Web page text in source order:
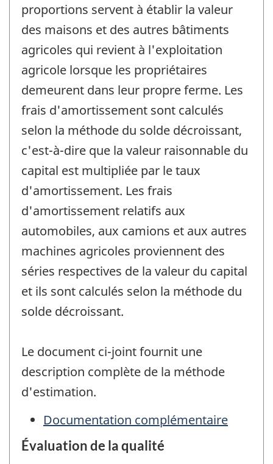
proportions servent à établir la valeur
des maisons et des autres bâtiments
agricoles qui revient à l'exploitation
agricole lorsque les propriétaires
demeurent dans leur propre ferme. Les
frais d'amortissement sont calculés
selon la méthode du solde décroissant,
c'est-à-dire que la valeur raisonnable du
capital est multipliée par le taux
d'amortissement. Les frais
d'amortissement relatifs aux
automobiles, aux camions et aux autres
machines agricoles proviennent des
séries respectives de la valeur du capital
et ils sont calculés selon la méthode du
solde décroissant.
Le document ci-joint fournit une
description complète de la méthode
d'estimation.
Documentation complémentaire
Évaluation de la qualité